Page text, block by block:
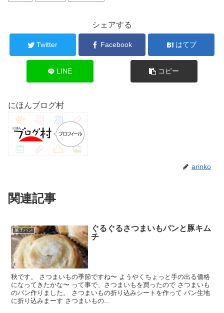
シェアする
Twitter Facebook はてブ
LINE コピー
にほんブログ村
arinko
関連記事
菓子パン
ぐるぐるさつまいもパンと豚キム
チ
秋です。 さつまいもの季節ですね〜 ようやくちょっと手の出る価格
になってきたかな〜 って事で、さつまいもを買ったので さつまいも
のパン作りました。 さつまいもの折り込みシートを作って パン生地
に折り込みまーす さつまいもの...